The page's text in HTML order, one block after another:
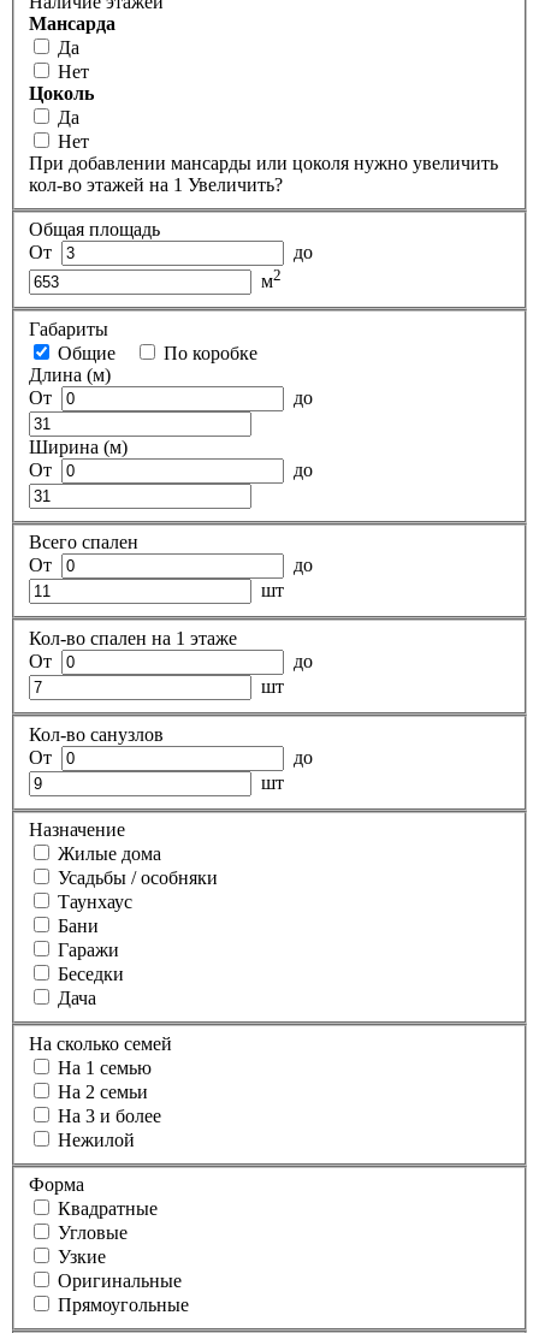
Мансарда
Да
Нет
Цоколь
Да
Нет
При добавлении мансарды или цоколя нужно увеличить
кол-во этажей на 1 Увеличить?
Общая площадь
От
до
м2
Габариты
Общие
По коробке
Длина (м)
От
до
Ширина (м)
От
до
Всего спален
От
до
шт
Кол-во спален на 1 этаже
От
до
шт
Кол-во санузлов
От
до
шт
Назначение
Жилые дома
Усадьбы / особняки
Таунхаус
Бани
Гаражи
Беседки
Дача
На сколько семей
На 1 семью
На 2 семьи
На 3 и более
Нежилой
Форма
Квадратные
Угловые
Узкие
Оригинальные
Прямоугольные